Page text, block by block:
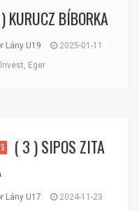
KURUCZ BÍBORKA
Lány U19
2025-01-11
Eger
( 3 )SIPOS ZITA
Lány U17
2024-11-23